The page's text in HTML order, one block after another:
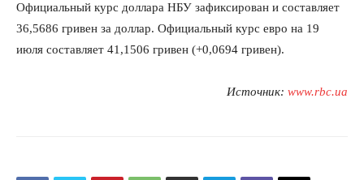
Официальный курс доллара НБУ зафиксирован и составляет
36,5686 гривен за доллар. Официальный курс евро на 19
июля составляет 41,1506 гривен (+0,0694 гривен).
Источник: www.rbc.ua